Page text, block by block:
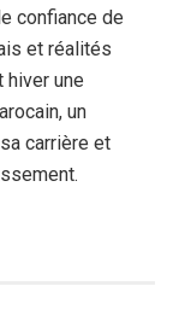
confiance de
et réalités
hiver une
un
carrière et